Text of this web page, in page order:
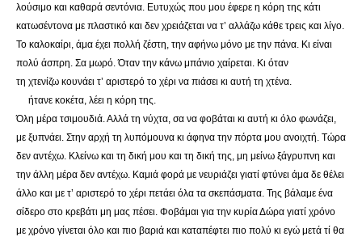
λούσιμο και καθαρά σεντόνια. Ευτυχώς που μου έφερε η κόρη της κάτι
κατωσέντονα με πλαστικό και δεν χρειάζεται να τ’ αλλάζω κάθε τρεις και λίγο.
Το καλοκαίρι, άμα έχει πολλή ζέστη, την αφήνω μόνο με την πάνα. Κι είναι
πολύ άσπρη. Σα μωρό. Όταν την κάνω μπάνιο χαίρεται. Κι όταν
τη χτενίζω κουνάει τ’ αριστερό το χέρι να πιάσει κι αυτή τη χτένα.
ήτανε κοκέτα, λέει η κόρη της.
Όλη μέρα τσιμουδιά. Αλλά τη νύχτα, σα να φοβάται κι αυτή κι όλο φωνάζει,
με ξυπνάει. Στην αρχή τη λυπόμουνα κι άφηνα την πόρτα μου ανοιχτή. Τώρα
δεν αντέχω. Κλείνω και τη δική μου και τη δική της, μη μείνω ξάγρυπνη και
την άλλη μέρα δεν αντέχω. Καμιά φορά με νευριάζει γιατί φτύνει άμα δε θέλει
άλλο και με τ’ αριστερό το χέρι πετάει όλα τα σκεπάσματα. Της βάλαμε ένα
σίδερο στο κρεβάτι μη μας πέσει. Φοβάμαι για την κυρία Δώρα γιατί χρόνο
με χρόνο γίνεται όλο και πιο βαριά και καταπέφτει πιο πολύ κι εγώ μετά τί θα